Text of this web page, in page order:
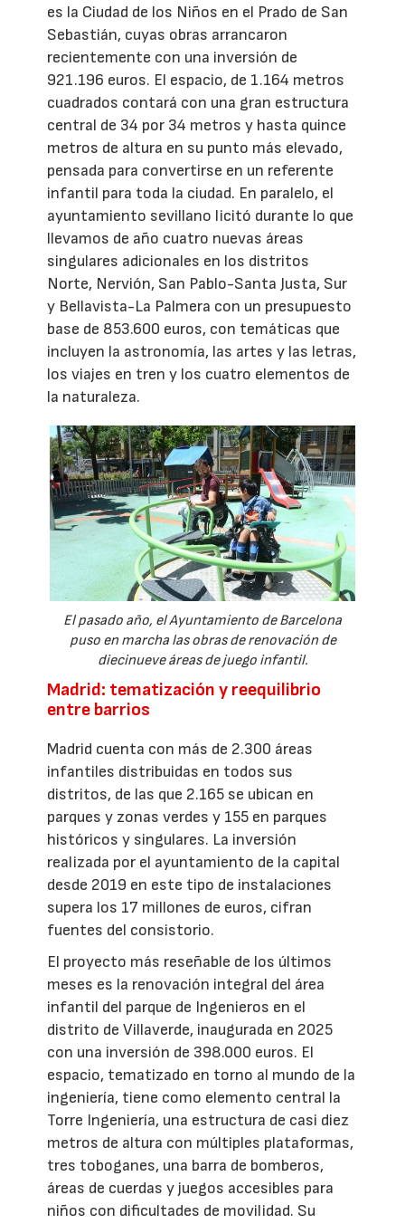
es la Ciudad de los Niños en el Prado de San
Sebastián, cuyas obras arrancaron
recientemente con una inversión de
921.196 euros. El espacio, de 1.164 metros
cuadrados contará con una gran estructura
central de 34 por 34 metros y hasta quince
metros de altura en su punto más elevado,
pensada para convertirse en un referente
infantil para toda la ciudad. En paralelo, el
ayuntamiento sevillano licitó durante lo que
llevamos de año cuatro nuevas áreas
singulares adicionales en los distritos
Norte, Nervión, San Pablo-Santa Justa, Sur
y Bellavista-La Palmera con un presupuesto
base de 853.600 euros, con temáticas que
incluyen la astronomía, las artes y las letras,
los viajes en tren y los cuatro elementos de
la naturaleza.
El pasado año, el Ayuntamiento de Barcelona
puso en marcha las obras de renovación de
diecinueve áreas de juego infantil.
Madrid: tematización y reequilibrio
entre barrios
Madrid cuenta con más de 2.300 áreas
infantiles distribuidas en todos sus
distritos, de las que 2.165 se ubican en
parques y zonas verdes y 155 en parques
históricos y singulares. La inversión
realizada por el ayuntamiento de la capital
desde 2019 en este tipo de instalaciones
supera los 17 millones de euros, cifran
fuentes del consistorio.
El proyecto más reseñable de los últimos
meses es la renovación integral del área
infantil del parque de Ingenieros en el
distrito de Villaverde, inaugurada en 2025
con una inversión de 398.000 euros. El
espacio, tematizado en torno al mundo de la
ingeniería, tiene como elemento central la
Torre Ingeniería, una estructura de casi diez
metros de altura con múltiples plataformas,
tres toboganes, una barra de bomberos,
áreas de cuerdas y juegos accesibles para
niños con dificultades de movilidad. Su